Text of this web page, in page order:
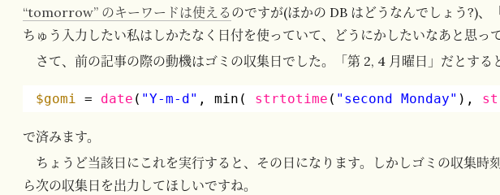
“tomorrow” のキーワードは使える のですが(ほかの DB はどうなんでしょう?)、
ちゅう入力したい私はしかたなく日付を使っていて、どうにかしたいなあと思っ
さて、前の記事の際の動機はゴミの収集日でした。「第 2, 4 月曜日」だとする
$gomi = date ( "Y-m-d" , min( strtotime ( "second Monday" ),
で済みます。
ちょうど当該日にこれを実行すると、その日になります。しかしゴミの収集時
ら次の収集日を出力してほしいですね。